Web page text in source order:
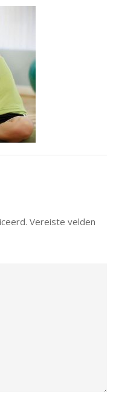
Vereiste velden